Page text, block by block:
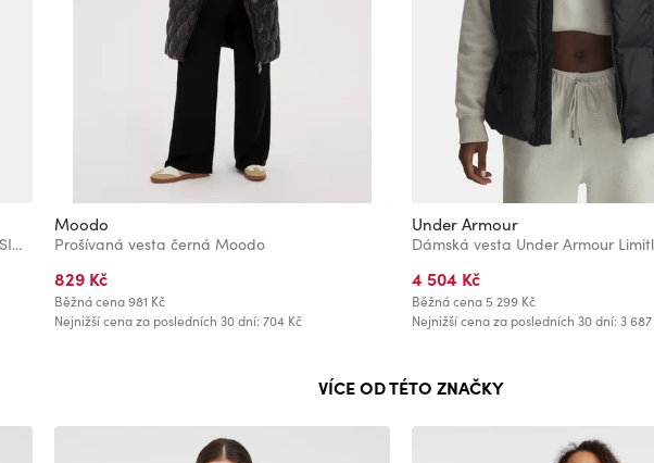
Dámská vesta Under Armour UA STRM SESSION RUN VEST
Moodo
Prošívaná vesta černá Moodo
829 Kč
Běžná cena981 Kč
Nejnižší cena za posledních 30 dní: 704 Kč
Under Armour
4 504 Kč
Běžná cena5 299 Kč
Nejnižší cena za posledních 30 dní: 3 687
VÍCE OD TÉTO ZNAČKY